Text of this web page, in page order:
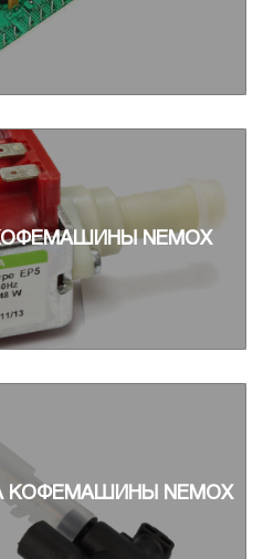
NEMOX
КОФЕМАШИНЫ NEMOX